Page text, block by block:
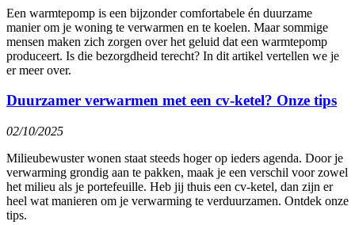
Een warmtepomp is een bijzonder comfortabele én duurzame
manier om je woning te verwarmen en te koelen. Maar sommige
mensen maken zich zorgen over het geluid dat een warmtepomp
produceert. Is die bezorgdheid terecht? In dit artikel vertellen we je
er meer over.
Duurzamer verwarmen met een cv-ketel? Onze tips
02/10/2025
Milieubewuster wonen staat steeds hoger op ieders agenda. Door je
verwarming grondig aan te pakken, maak je een verschil voor zowel
het milieu als je portefeuille. Heb jij thuis een cv-ketel, dan zijn er
heel wat manieren om je verwarming te verduurzamen. Ontdek onze
tips.